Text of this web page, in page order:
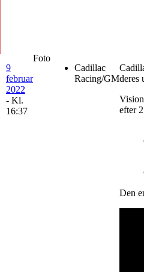
9
februar
2022
- Kl.
16:37
Foto
Cadillac
Racing/GMderes
efter
Den